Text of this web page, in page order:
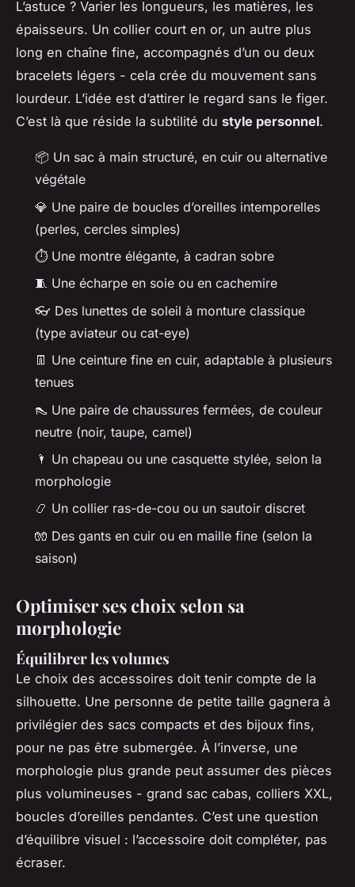
L’astuce ? Varier les longueurs, les matières, les
épaisseurs. Un collier court en or, un autre plus
long en chaîne fine, accompagnés d’un ou deux
bracelets légers - cela crée du mouvement sans
lourdeur. L’idée est d’attirer le regard sans le figer.
C’est là que réside la subtilité du style personnel.
📦 Un sac à main structuré, en cuir ou alternative
végétale
💎 Une paire de boucles d’oreilles intemporelles
(perles, cercles simples)
⏱️ Une montre élégante, à cadran sobre
🧵 Une écharpe en soie ou en cachemire
👓 Des lunettes de soleil à monture classique
(type aviateur ou cat-eye)
👖 Une ceinture fine en cuir, adaptable à plusieurs
tenues
👠 Une paire de chaussures fermées, de couleur
neutre (noir, taupe, camel)
🌂 Un chapeau ou une casquette stylée, selon la
morphologie
📿 Un collier ras-de-cou ou un sautoir discret
🧤 Des gants en cuir ou en maille fine (selon la
saison)
Optimiser ses choix selon sa
morphologie
Équilibrer les volumes
Le choix des accessoires doit tenir compte de la
silhouette. Une personne de petite taille gagnera à
privilégier des sacs compacts et des bijoux fins,
pour ne pas être submergée. À l’inverse, une
morphologie plus grande peut assumer des pièces
plus volumineuses - grand sac cabas, colliers XXL,
boucles d’oreilles pendantes. C’est une question
d’équilibre visuel : l’accessoire doit compléter, pas
écraser.